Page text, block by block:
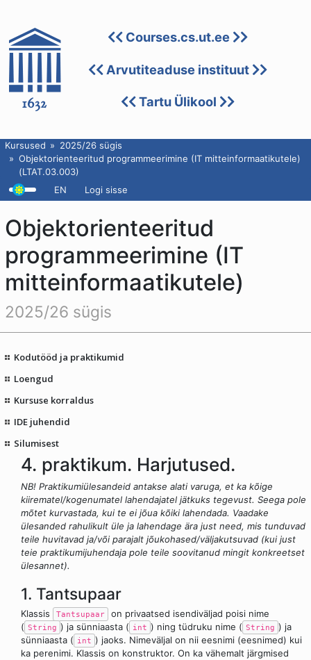
Courses.cs.ut.ee
Arvutiteaduse instituut
Tartu Ülikool
Kursused
2025/26 sügis
Objektorienteeritud programmeerimine (IT mitteinformaatikutele)
(LTAT.03.003)
EN
Logi sisse
Objektorienteeritud
programmeerimine (IT
mitteinformaatikutele)
2025/26 sügis
Kodutööd ja praktikumid
Loengud
Kursuse korraldus
IDE juhendid
Silumisest
4. praktikum. Harjutused.
NB! Praktikumiülesandeid antakse alati varuga, et ka kõige
kiirematel/kogenumatel lahendajatel jätkuks tegevust. Seega pole
mõtet kurvastada, kui te ei jõua kõiki lahendada. Vaadake
ülesanded rahulikult üle ja lahendage ära just need, mis tunduvad
teile huvitavad ja/või parajalt jõukohased/väljakutsuvad (kui just
teie praktikumijuhendaja pole teile soovitanud mingit konkreetset
ülesannet).
1. Tantsupaar
Klassis Tantsupaar
on privaatsed isendiväljad poisi nime
( String ) ja sünniaasta ( int ) ning tüdruku nime ( String ) ja
sünniaasta ( int ) jaoks. Nimeväljal on nii eesnimi (eesnimed) kui
ka perenimi. Klassis on konstruktor. On ka vähemalt järgmised